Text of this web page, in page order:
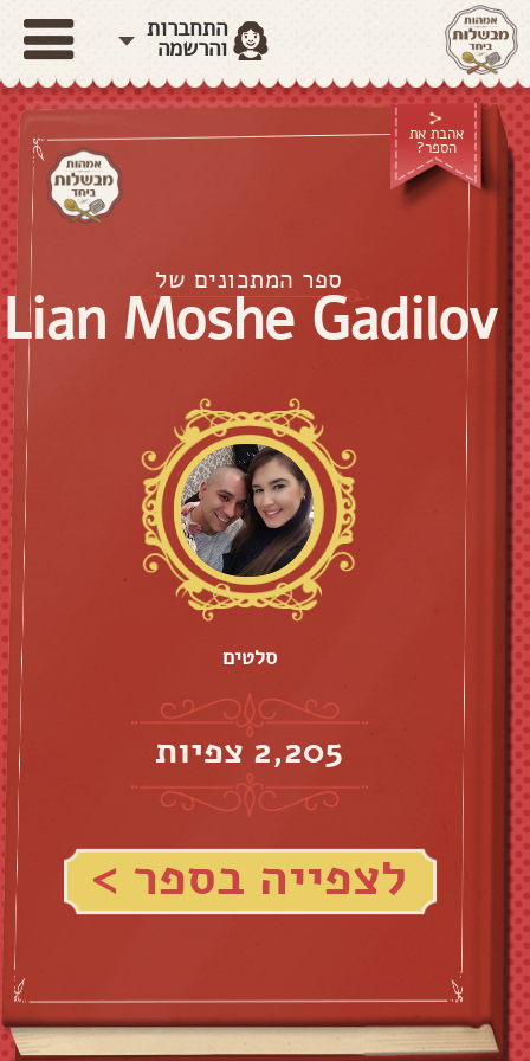
התחברות
והרשמה
אהבת את
הספר?
ספר המתכונים של
Lian Moshe Gadilov
סלטים
2,205 צפיות
לצפייה בספר >